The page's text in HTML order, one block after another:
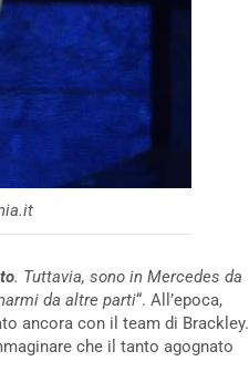
. Tuttavia, sono in Mercedes da
da altre parti“. All’epoca,
ancora con il team di Brackley.
che il tanto agognato